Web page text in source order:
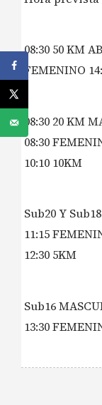
08:30 50 KM
FEMENINO
08:30 20 KM
08:30
10:10 10KM
Sub20 Y
11:15
12:30 5KM
Sub16
13:30